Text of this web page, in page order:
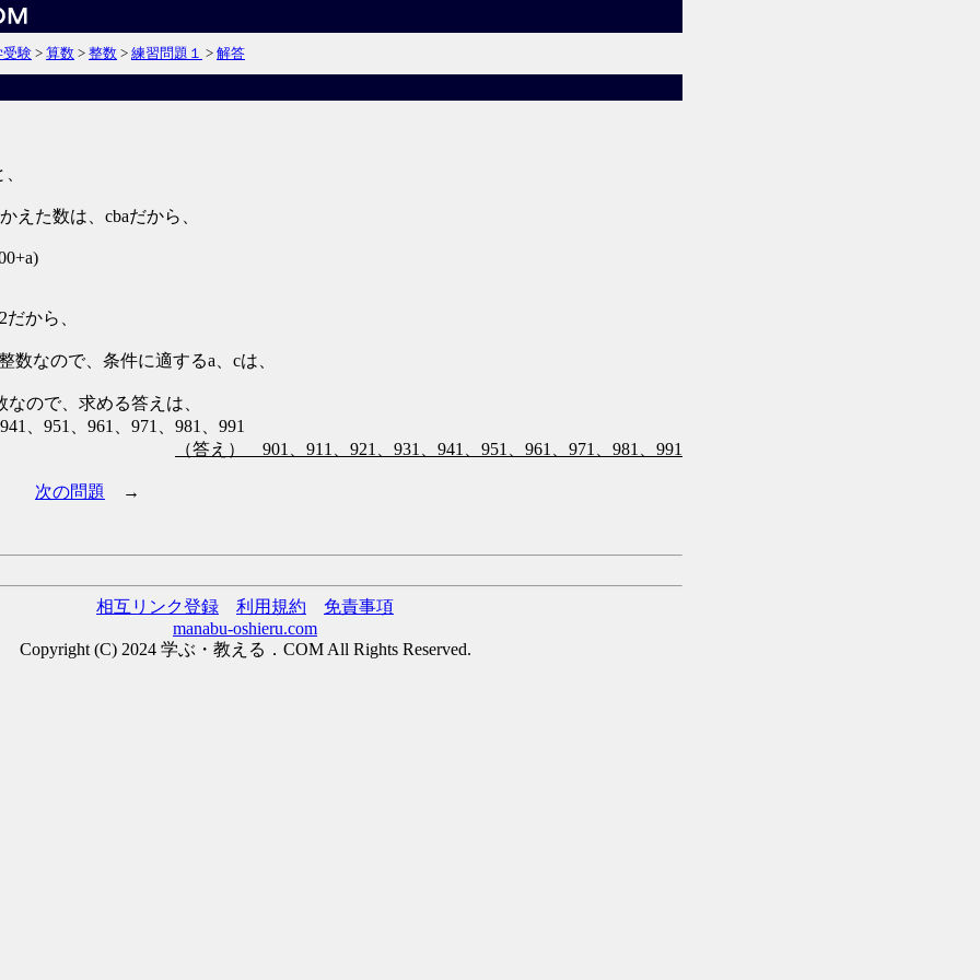
受験 > 算数 > 整数 > 練習問題１ > 解答
えた数は、cbaだから、
から、
数なので、条件に適するa、cは、
ので、求める答えは、
、951、961、971、981、991
（答え） 901、911、921、931、941、951、961、971、981、991
次の問題 →
相互リンク登録 利用規約
免責事項
manabu-oshieru.com
Copyright (C) 2024 学ぶ・教える．COM All Rights Reserved.